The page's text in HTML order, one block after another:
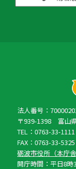
法人番号：
〒939-1398 富山
TEL：0763-33-1111
FAX：0763-33-5325
砺波市役所（本庁
開庁時間：平日8時